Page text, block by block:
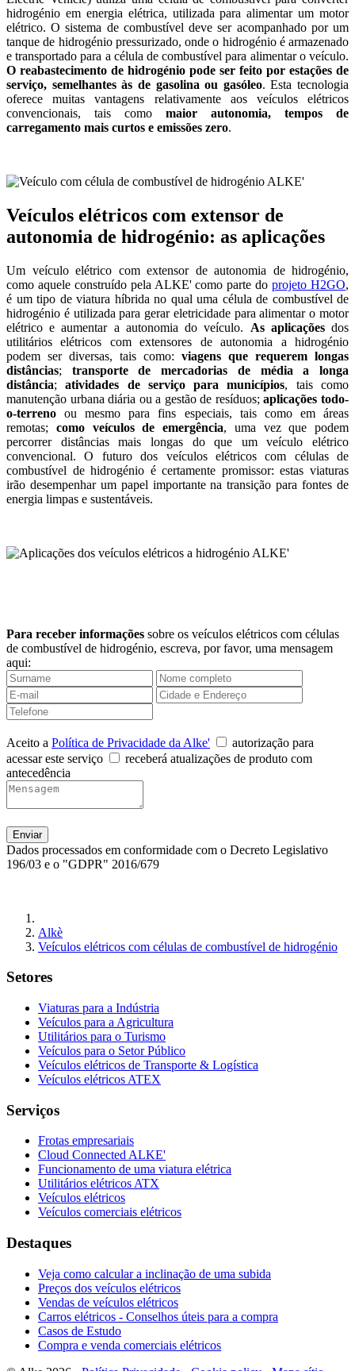
hidrogénio em energia elétrica, utilizada para alimentar um motor
elétrico. O sistema de combustível deve ser acompanhado por um
tanque de hidrogénio pressurizado, onde o hidrogénio é armazenado
e transportado para a célula de combustível para alimentar o veículo.
O reabastecimento de hidrogénio pode ser feito por estações de
serviço, semelhantes às de gasolina ou gasóleo. Esta tecnologia
oferece muitas vantagens relativamente aos veículos elétricos
convencionais, tais como maior autonomia, tempos de
carregamento mais curtos e emissões zero.
Veículos elétricos com extensor de
autonomia de hidrogénio: as aplicações
Um veículo elétrico com extensor de autonomia de hidrogénio,
como aquele construído pela ALKE' como parte doprojeto H2GO,
é um tipo de viatura híbrida no qual uma célula de combustível de
hidrogénio é utilizada para gerar eletricidade para alimentar o motor
elétrico e aumentar a autonomia do veículo. As aplicaçõesdos
utilitários elétricos com extensores de autonomia a hidrogénio
podem ser diversas, tais como: viagens que requerem longas
distâncias; transporte de mercadorias de média a longa
distância;atividades de serviço para municípios, tais como
manutenção urbana diária ou a gestão de resíduos;aplicações todo-
o-terreno ou mesmo para fins especiais, tais como em áreas
remotas; como veículos de emergência, uma vez que podem
percorrer distâncias mais longas do que um veículo elétrico
convencional. O futuro dos veículos elétricos com células de
combustível de hidrogénio é certamente promissor: estas viaturas
irão desempenhar um papel importante na transição para fontes de
energia limpas e sustentáveis.
Para receber informações sobre os veículos elétricos com células
de combustível de hidrogénio, escreva, por favor, uma mensagem
aqui:
Aceito a Política de Privacidade da Alke'
autorização para
acessar este serviço
receberá atualizações de produto com
antecedência
Dados processados em conformidade com o Decreto Legislativo
196/03 e o "GDPR" 2016/679
Alkè
Veículos elétricos com células de combustível de hidrogénio
Setores
Viaturas para a Indústria
Veículos para a Agricultura
Utilitários para o Turismo
Veículos para o Setor Público
Veículos elétricos de Transporte & Logística
Veículos elétricos ATEX
Serviços
Frotas empresariais
Cloud Connected ALKE'
Funcionamento de uma viatura elétrica
Utilitários elétricos ATX
Veículos elétricos
Veículos comerciais elétricos
Destaques
Veja como calcular a inclinação de uma subida
Preços dos veículos elétricos
Vendas de veículos elétricos
Carros elétricos - Conselhos úteis para a compra
Casos de Estudo
Compra e venda comerciais elétricos